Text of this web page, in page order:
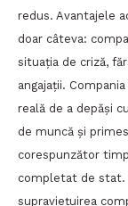
redus. Avantajele
doar câteva:
situația de criză,
angajații.
reală de a depăși
de muncă și
corespunzător
completat de stat.
supraviețuirea